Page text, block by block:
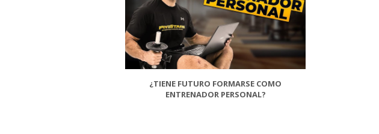
¿TIENE FUTURO FORMARSE COMO
ENTRENADOR PERSONAL?